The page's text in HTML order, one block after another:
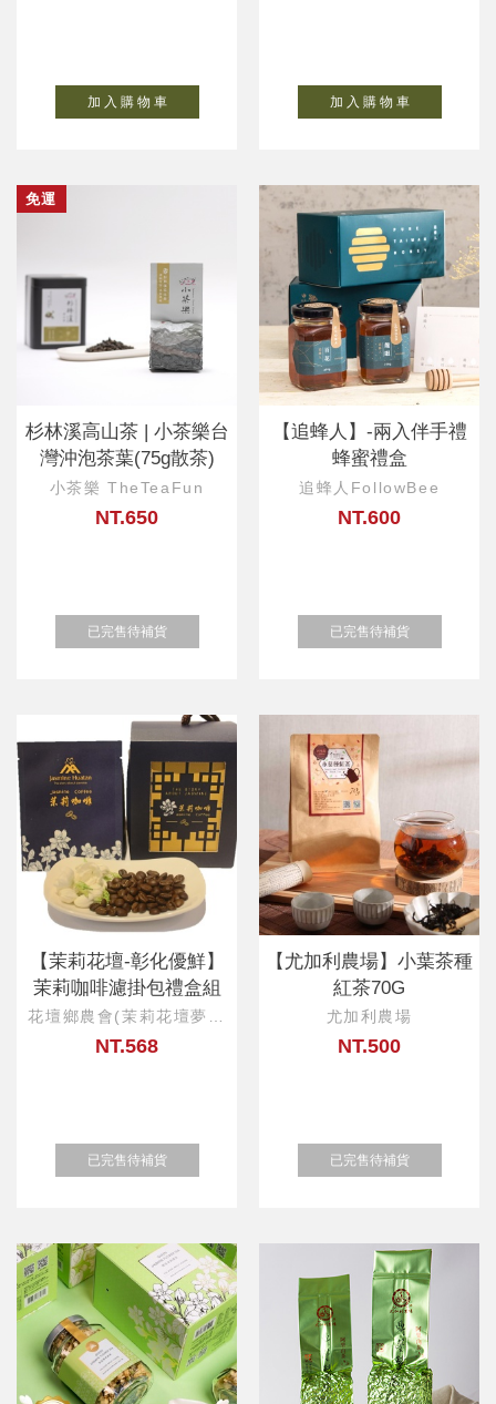
加 入 購 物 車 加 入 購 物 車
免運
杉林溪高山茶 | 小茶樂台
灣沖泡茶葉(75g散茶)
小茶樂 TheTeaFun
NT.650
已完售待補貨
【追蜂人】-兩入伴手禮
蜂蜜禮盒
追蜂人FollowBee
NT.600
已完售待補貨
【茉莉花壇-彰化優鮮】
茉莉咖啡濾掛包禮盒組
花壇鄉農會(茉莉花壇夢想
館)
NT.568
已完售待補貨
【尤加利農場】小葉茶種
紅茶70G
尤加利農場
NT.500
已完售待補貨